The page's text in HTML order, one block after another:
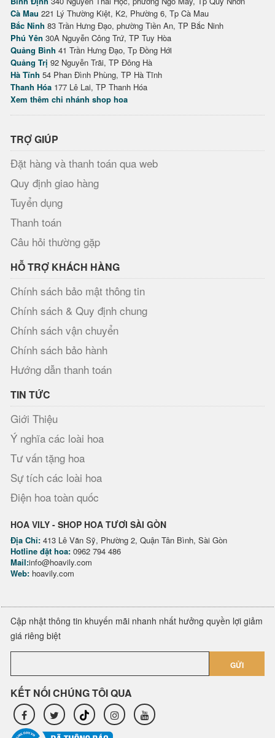
Cà Mau 221 Lý Thường Kiệt, K2, Phường 6, Tp Cà Mau
Bắc Ninh 83 Trần Hưng Đạo, phường Tiền An, TP Bắc Ninh
Phú Yên 30A Nguyễn Công Trứ, TP Tuy Hòa
Quảng Bình 41 Trần Hưng Đạo, Tp Đồng Hới
Quảng Trị 92 Nguyễn Trãi, TP Đông Hà
Hà Tĩnh 54 Phan Đình Phùng, TP Hà Tĩnh
Thanh Hóa 177 Lê Lai, TP Thanh Hóa
Xem thêm chi nhánh shop hoa
TRỢ GIÚP
Đặt hàng và thanh toán qua web
Quy định giao hàng
Tuyển dụng
Thanh toán
Câu hỏi thường gặp
HỖ TRỢ KHÁCH HÀNG
Chính sách bảo mật thông tin
Chính sách & Quy định chung
Chính sách vận chuyển
Chính sách bảo hành
Hướng dẫn thanh toán
TIN TỨC
Giới Thiệu
Ý nghĩa các loài hoa
Tư vấn tặng hoa
Sự tích các loài hoa
Điện hoa toàn quốc
HOA VILY - SHOP HOA TƯƠI SÀI GÒN
Địa Chỉ: 413 Lê Văn Sỹ, Phường 2, Quận Tân Bình, Sài Gòn
Hotline đặt hoa: 0962 794 486
Mail:info@hoavily.com
Web: hoavily.com
Cập nhật thông tin khuyến mãi nhanh nhất hưởng quyền lợi giảm
giá riêng biệt
GỬI
KẾT NỐI CHÚNG TÔI QUA